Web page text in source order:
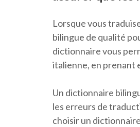
Lorsque vous
bilingue de qualité
dictionnaire vous
italienne, en prenant
Un dictionnaire
les erreurs de
choisir un